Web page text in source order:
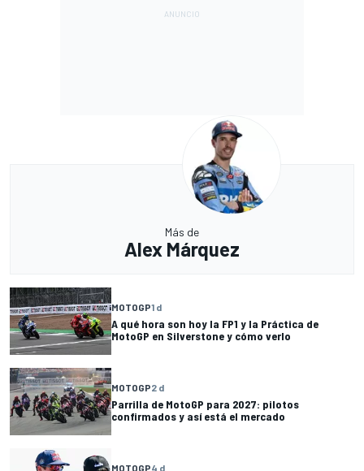
Más de
Alex Márquez
MOTOGP1 d
A qué hora son hoy la FP1 y la Práctica de
MotoGP en Silverstone y cómo verlo
MOTOGP2 d
Parrilla de MotoGP para 2027: pilotos
confirmados y así está el mercado
MOTOGP4 d